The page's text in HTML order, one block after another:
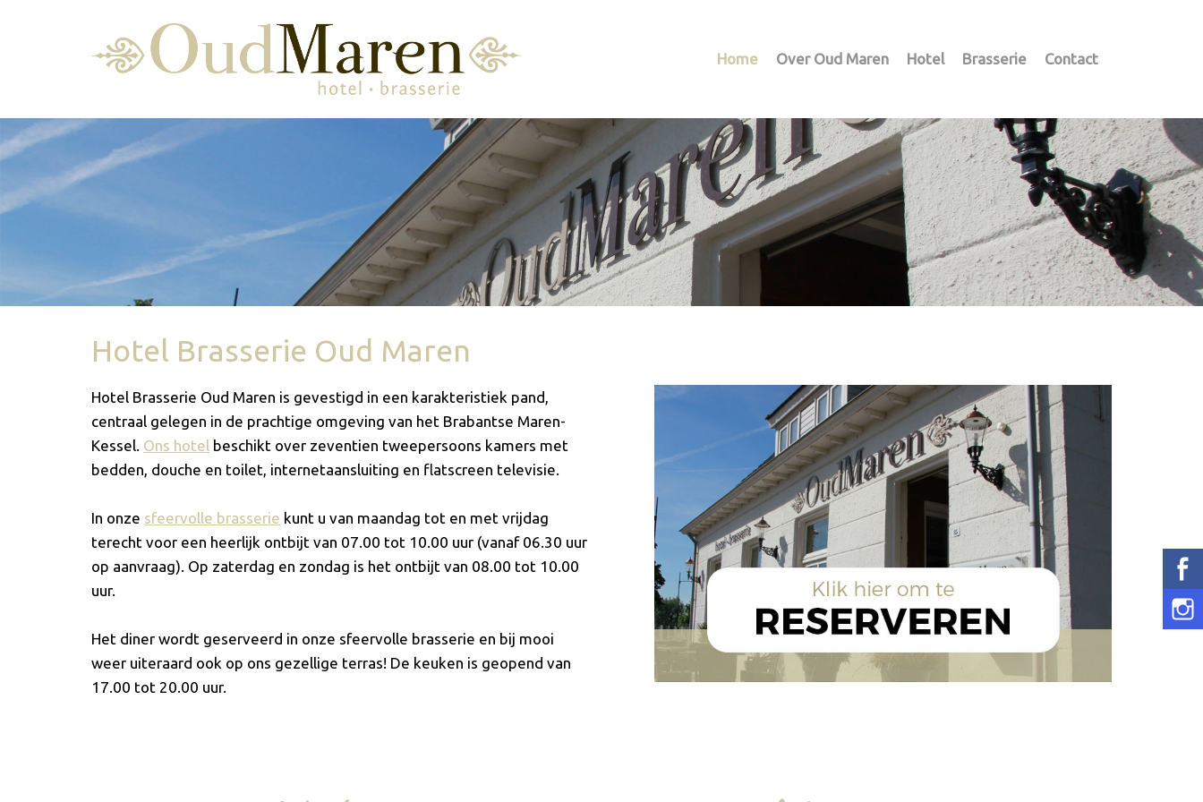
Home Over Oud Maren Hotel Brasserie Contact
Hotel Brasserie Oud Maren
Hotel Brasserie Oud Maren is gevestigd in een karakteristiek pand,
centraal gelegen in de prachtige omgeving van het Brabantse Maren-
Kessel. Ons hotel beschikt over zeventien tweepersoons kamers met
bedden, douche en toilet, internetaansluiting en flatscreen televisie.
In onze sfeervolle brasserie kunt u van maandag tot en met vrijdag
terecht voor een heerlijk ontbijt van 07.00 tot 10.00 uur (vanaf 06.30 uur
op aanvraag). Op zaterdag en zondag is het ontbijt van 08.00 tot 10.00
uur.
Het diner wordt geserveerd in onze sfeervolle brasserie en bij mooi
weer uiteraard ook op ons gezellige terras! De keuken is geopend van
17.00 tot 20.00 uur.